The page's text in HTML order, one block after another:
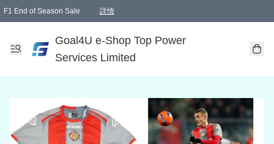
F1 End of Season Sale 詳情
Goal4U e-Shop Top Power
Services Limited